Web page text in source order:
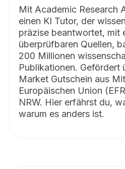
Mit Academic Research
einen KI Tutor, der
präzise beantwortet, mit
überprüfbaren Quellen,
200 Millionen
Publikationen. Gefördert
Market Gutschein aus
Europäischen Union
NRW. Hier erfährst du,
warum es anders ist.